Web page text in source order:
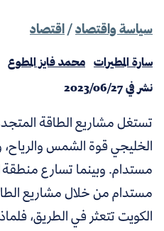
سياسة واقتصاد/ اقتصاد
سارة المطيرات
محمد فايز المطوع
نشر في2023/06/27
تستغل مشاريع الطاقة
الخليجي قوة الشمس والرياح،
مستدام. وبينما تسارع
مستدام من خلال مشاريع
الكويت تتعثر في الطريق،